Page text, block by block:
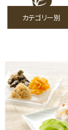
カテゴリー別